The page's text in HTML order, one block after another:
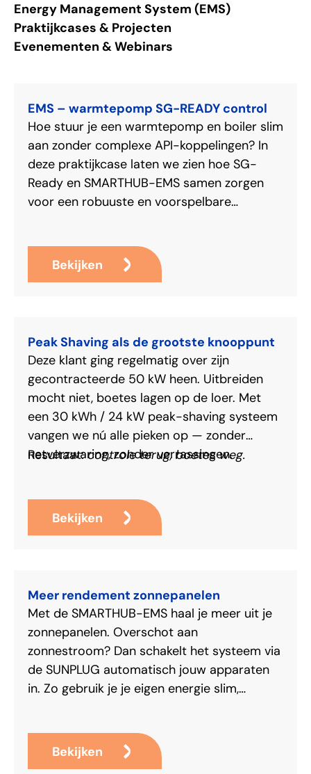
Energy Management System (EMS)
Praktijkcases & Projecten
Evenementen & Webinars
EMS – warmtepomp SG-READY control
Hoe stuur je een warmtepomp en boiler slim
aan zonder complexe API-koppelingen? In
deze praktijkcase laten we zien hoe SG-
Ready en SMARTHUB-EMS samen zorgen
voor een robuuste en voorspelbare
Bekijken
Peak Shaving als de grootste knooppunt
Deze klant ging regelmatig over zijn
gecontracteerde 50 kW heen. Uitbreiden
mocht niet, boetes lagen op de loer. Met
een 30 kWh / 24 kW peak-shaving systeem
vangen we nú alle pieken op — zonder
netverzwaring, zonder verrassingen.
Resultaat:controle terug, boetes weg.
Bekijken
Meer rendement zonnepanelen
Met de SMARTHUB-EMS haal je meer uit je
zonnepanelen. Overschot aan
zonnestroom? Dan schakelt het systeem via
de SUNPLUG automatisch jouw apparaten
in. Zo gebruik je je eigen energie slim,
voor hoeft te doen.
Bekijken